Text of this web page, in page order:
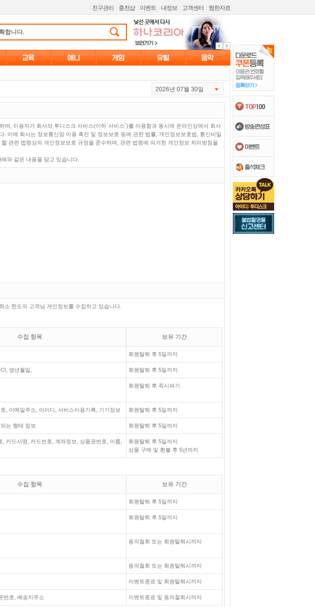
친구관리 충전샵 이벤트 내정보 고객센터 찜한자료
2026년 07월 30일
며, 이용자가 회사의 투디스크 서비스(이하`서비스`)를 이용함과 동시에 온라인상에서 회사
이에 회사는 정보통신망 이용 촉진 및 정보보호 등에 관한 법률, 개인정보보호법, 통신비밀
관련 법령상의 개인정보보호 규정을 준수하며, 관련 법령에 의거한 개인정보 처리방침을
와 같은 내용을 담고 있습니다.
소 한도의 고객님 개인정보를 수집하고 있습니다.
수집 항목 보유 기간
회원탈퇴 후 5일까지
생년월일, 회원탈퇴 후 5일까지
회원탈퇴 후 즉시파기
, 이메일주소, 아이디, 서비스이용기록, 기기정보 회원탈퇴 후 5일까지
는 형태 정보 회원탈퇴 후 5일까지
, 카드사명, 카드번호, 계좌정보, 상품권번호, 이름,
회원탈퇴 후 5일까지
상품 구매 및 환불 후 5년까지
수집 항목 보유 기간
회원탈퇴 후 5일까지
회원탈퇴 후 5일까지
동의철회 또는 회원탈퇴시까지
동의철회 또는 회원탈퇴시까지
이벤트종료 및 회원탈퇴시까지
번호, 배송지주소 이벤트종료 및 동의철회시까지